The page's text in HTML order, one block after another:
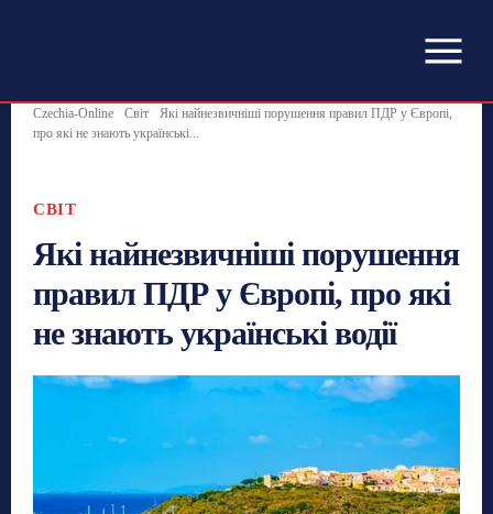
Czechia-Online Світ
Які найнезвичніші порушення правил ПДР у Європі,
про які не знають українські...
СВІТ
Які найнезвичніші порушення
правил ПДР у Європі, про які
не знають українські водії